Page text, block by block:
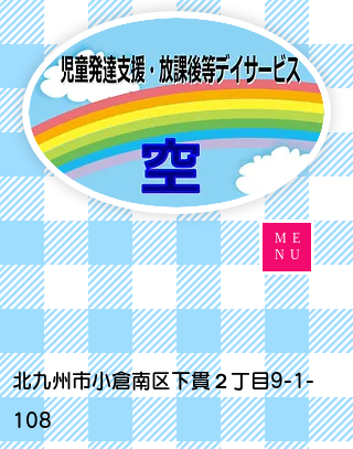
北九州市小倉南区下貫２丁目9-1-
108
ME
NU